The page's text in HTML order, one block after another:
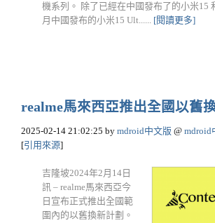
機系列。 除了已經在中國發布了的小米15
月中國發布的小米15 Ult...... [閱讀更多]
realme馬來西亞推出全國以舊
2025-02-14 21:02:25 by mdroid中文版 @ mdroid
[引用來源]
吉隆坡2024年2月14日
訊 – realme馬來西亞今
日宣布正式推出全國範
圍內的以舊換新計劃。